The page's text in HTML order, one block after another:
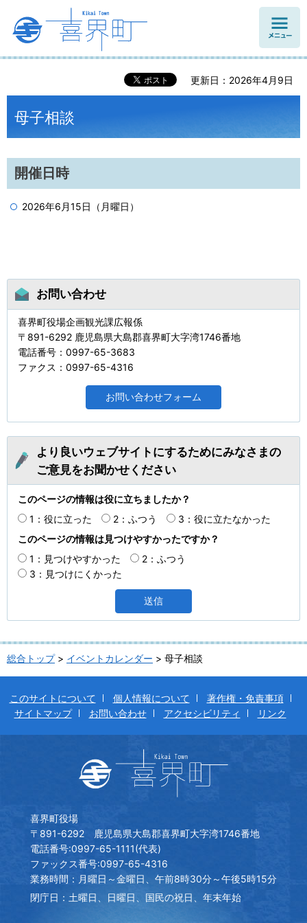
更新日：2026年4月9日
母子相談
開催日時
2026年6月15日（月曜日）
お問い合わせ
喜界町役場企画観光課広報係
〒891-6292 鹿児島県大島郡喜界町大字湾1746番地
電話番号：0997-65-3683
ファクス：0997-65-4316
より良いウェブサイトにするためにみなさまの
ご意見をお聞かせください
このページの情報は役に立ちましたか？
1：役に立った
2：ふつう
3：役に立たなかった
このページの情報は見つけやすかったですか？
1：見つけやすかった
2：ふつう
3：見つけにくかった
総合トップ> イベントカレンダー > 母子相談
このサイトについて 個人情報について
著作権・免責事項
サイトマップ
お問い合わせ アクセシビリティ リンク
喜界町役場
〒891-6292 鹿児島県大島郡喜界町大字湾1746番地
電話番号:0997-65-1111(代表)
ファックス番号:0997-65-4316
業務時間：月曜日～金曜日、午前8時30分～午後5時15分
閉庁日：土曜日、日曜日、国民の祝日、年末年始